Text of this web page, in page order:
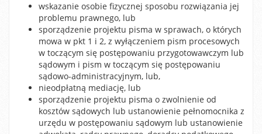
wskazanie osobie fizycznej sposobu rozwiązania jej
problemu prawnego, lub
sporządzenie projektu pisma w sprawach, o których
mowa w pkt 1 i 2, z wyłączeniem pism procesowych
w toczącym się postępowaniu przygotowawczym lub
sądowym i pism w toczącym się postępowaniu
sądowo-administracyjnym, lub,
nieodpłatną mediację, lub
sporządzenie projektu pisma o zwolnienie od
kosztów sądowych lub ustanowienie pełnomocnika z
urzędu w postępowaniu sądowym lub ustanowienie